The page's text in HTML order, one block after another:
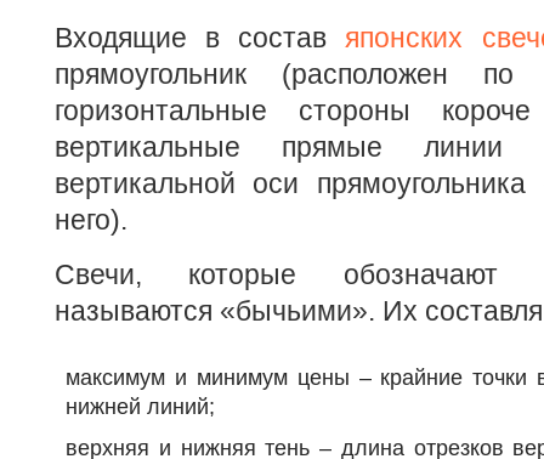
Входящие в состав японских
прямоугольник (расположен
горизонтальные стороны
вертикальные прямые линии
вертикальной оси
него).
Свечи, которые обозначают
называются «бычьими». Их
максимум и минимум цены – крайние точки
нижней линий;
верхняя и нижняя тень – длина отрезков